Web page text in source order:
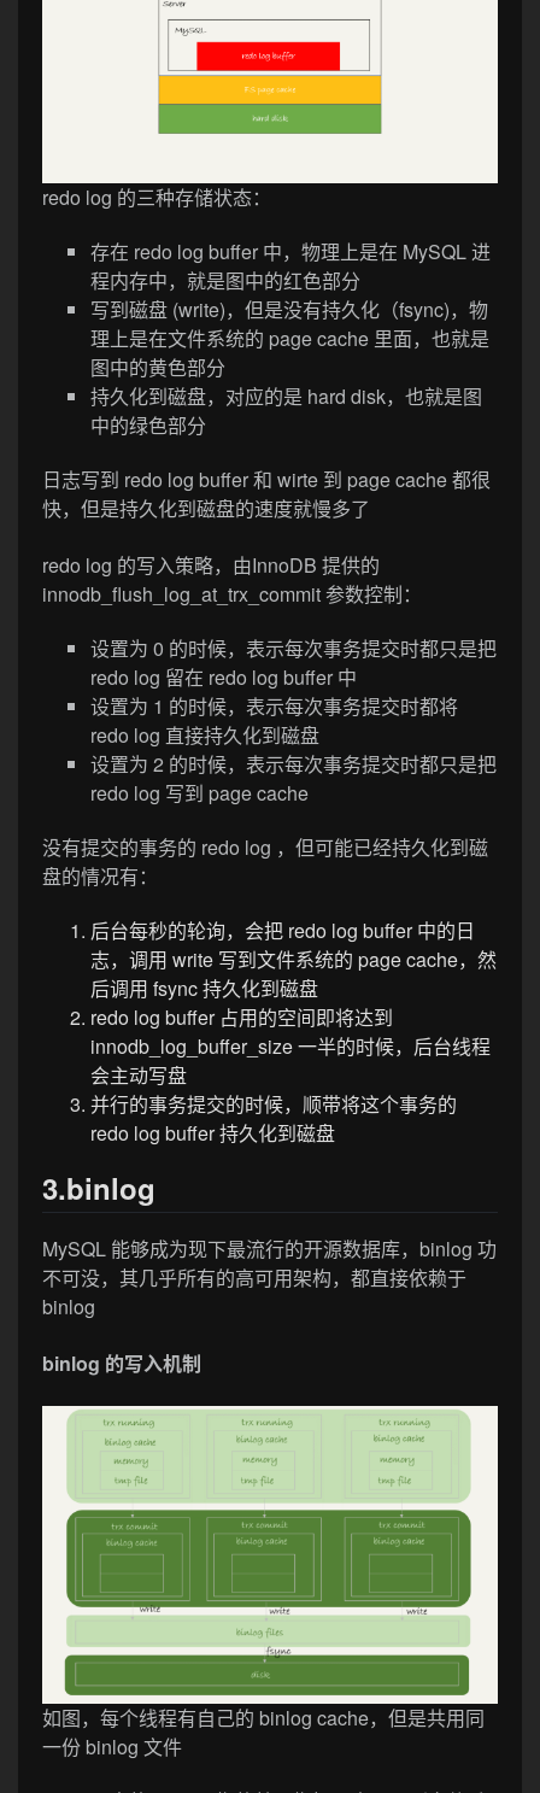
redo log 的三种存储状态：
存在 redo log buffer 中，物理上是在 MySQL 进
程内存中，就是图中的红色部分
写到磁盘 (write)，但是没有持久化（fsync)，物
理上是在文件系统的 page cache 里面，也就是
图中的黄色部分
持久化到磁盘，对应的是 hard disk，也就是图
中的绿色部分
日志写到 redo log buffer 和 wirte 到 page cache 都很
快，但是持久化到磁盘的速度就慢多了
redo log 的写入策略，由InnoDB 提供的
innodb_flush_log_at_trx_commit 参数控制：
设置为 0 的时候，表示每次事务提交时都只是把
redo log 留在 redo log buffer 中
设置为 1 的时候，表示每次事务提交时都将
redo log 直接持久化到磁盘
设置为 2 的时候，表示每次事务提交时都只是把
redo log 写到 page cache
没有提交的事务的 redo log ，但可能已经持久化到磁
盘的情况有：
后台每秒的轮询，会把 redo log buffer 中的日
志，调用 write 写到文件系统的 page cache，然
后调用 fsync 持久化到磁盘
redo log buffer 占用的空间即将达到
innodb_log_buffer_size 一半的时候，后台线程
会主动写盘
并行的事务提交的时候，顺带将这个事务的
redo log buffer 持久化到磁盘
3.binlog
MySQL 能够成为现下最流行的开源数据库，binlog 功
不可没，其几乎所有的高可用架构，都直接依赖于
binlog
binlog 的写入机制
如图，每个线程有自己的 binlog cache，但是共用同
一份 binlog 文件